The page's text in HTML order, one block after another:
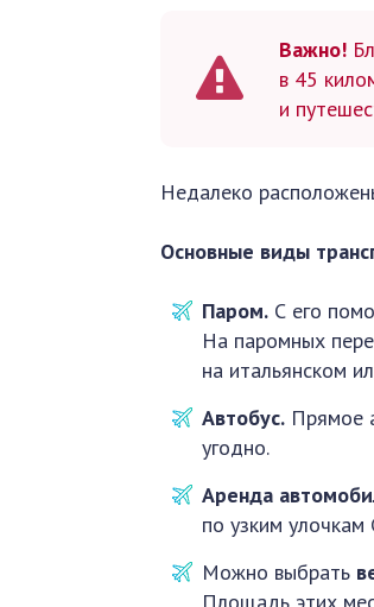
Важно!
в 45
и
Недалеко
Основные виды
Паром. С его
На паромных
на итальянском
Автобус. Прямое
угодно.
Аренда
по узким
Можно выбрать